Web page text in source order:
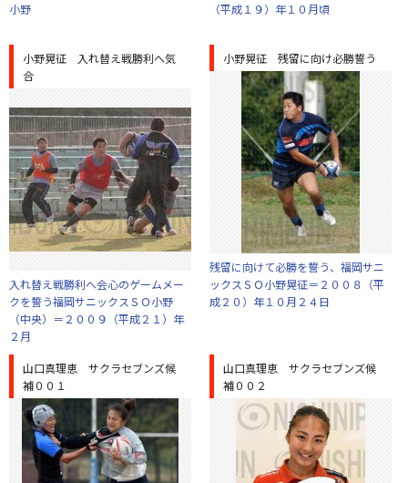
小野
（平成１９）年１０月頃
小野晃征 入れ替え戦勝利へ気
合
入れ替え戦勝利へ会心のゲームメー
クを誓う福岡サニックスＳＯ小野
（中央）＝２００９（平成２１）年
２月
小野晃征 残留に向け必勝誓う
残留に向けて必勝を誓う、福岡サニ
ックスＳＯ小野晃征＝２００８（平
成２０）年１０月２４日
山口真理恵 サクラセブンズ候
補００１
山口真理恵 サクラセブンズ候
補００２